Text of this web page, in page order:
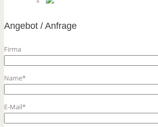
Angebot / Anfrage
Firma
Name*
E-Mail*